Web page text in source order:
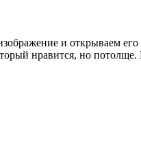
и открываем
нравится, но